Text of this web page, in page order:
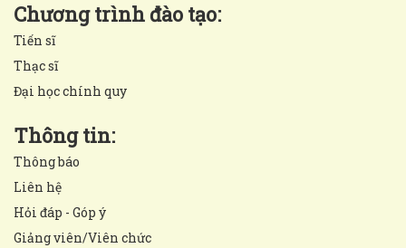
Chương trình đào tạo:
Tiến sĩ
Thạc sĩ
Đại học chính quy
Thông tin:
Thông báo
Liên hệ
Hỏi đáp - Góp ý
Giảng viên/Viên chức